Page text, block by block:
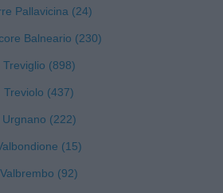
Pallavicina (24)
Balneario (230)
Treviglio (898)
Treviolo (437)
Urgnano (222)
(15)
Valbrembo (92)